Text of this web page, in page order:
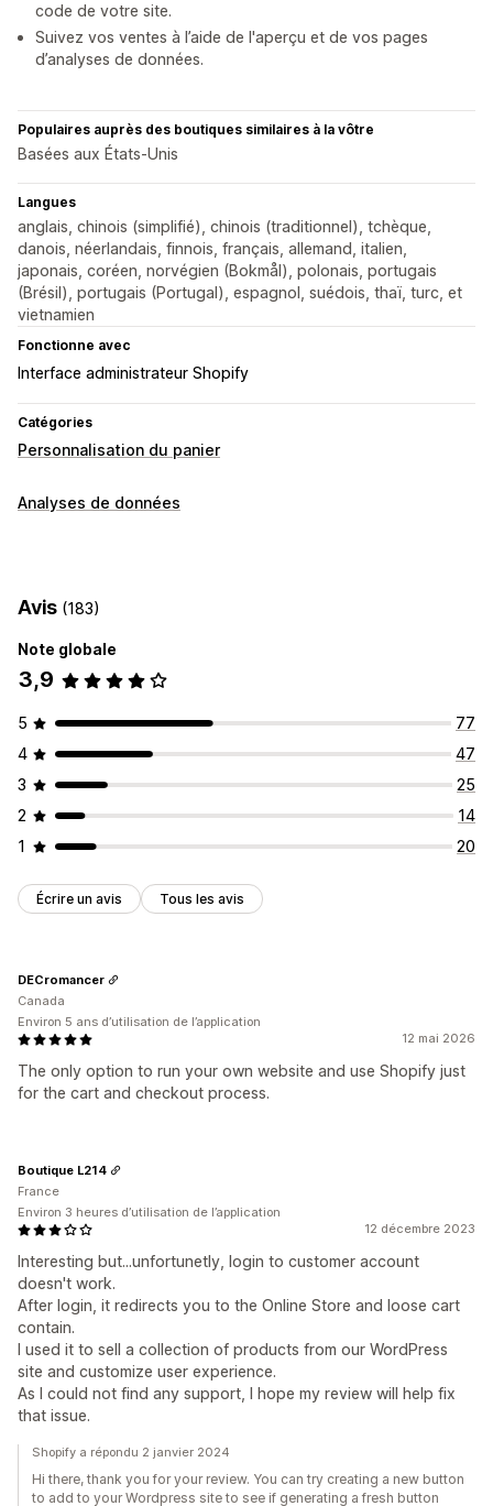
code de votre site.
Suivez vos ventes à l’aide de l'aperçu et de vos pages
d’analyses de données.
Populaires auprès des boutiques similaires à la vôtre
Basées aux États-Unis
Langues
anglais, chinois (simplifié), chinois (traditionnel), tchèque,
danois, néerlandais, finnois, français, allemand, italien,
japonais, coréen, norvégien (Bokmål), polonais, portugais
(Brésil), portugais (Portugal), espagnol, suédois, thaï, turc, et
vietnamien
Fonctionne avec
Interface administrateur Shopify
Catégories
Personnalisation du panier
Analyses de données
Avis (183)
Note globale
3,9
5
77
4
47
3
25
2
14
1
20
Écrire un avis Tous les avis
12 mai 2026
The only option to run your own website and use Shopify just
for the cart and checkout process.
DECromancer
Canada
Environ 5 ans d’utilisation de l’application
12 décembre 2023
Interesting but...unfortunetly, login to customer account
doesn't work.
After login, it redirects you to the Online Store and loose cart
contain.
I used it to sell a collection of products from our WordPress
site and customize user experience.
As I could not find any support, I hope my review will help fix
that issue.
Boutique L214
France
Environ 3 heures d’utilisation de l’application
Shopify a répondu 2 janvier 2024
Hi there, thank you for your review. You can try creating a new button
to add to your Wordpress site to see if generating a fresh button